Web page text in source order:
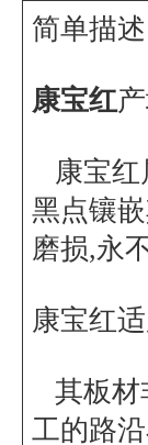
简单描述
康宝红
康宝红
黑点镶
磨损,永
康宝红
其板材
工的路